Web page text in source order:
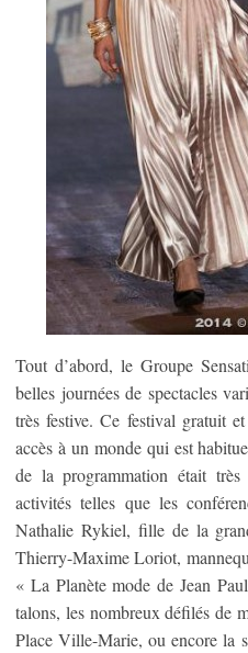
Tout d’abord, le Groupe
belles journées de spectacles
très festive. Ce festival gratuit
accès à un monde qui est
de la programmation était très
activités telles que les
Nathalie Rykiel, fille de la
Thierry-Maxime Loriot,
« La Planète mode de Jean
talons, les nombreux défilés de
Place Ville-Marie, ou encore la